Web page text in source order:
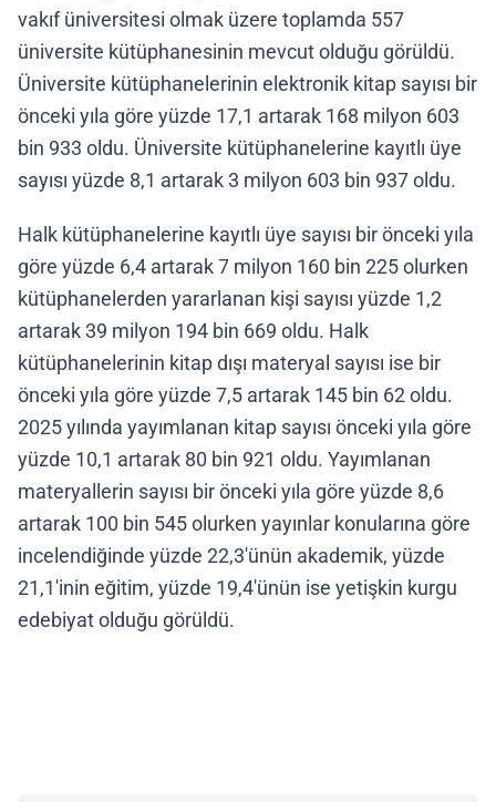
vakıf üniversitesi olmak üzere toplamda 557
üniversite kütüphanesinin mevcut olduğu görüldü.
Üniversite kütüphanelerinin elektronik kitap sayısı bir
önceki yıla göre yüzde 17,1 artarak 168 milyon 603
bin 933 oldu. Üniversite kütüphanelerine kayıtlı üye
sayısı yüzde 8,1 artarak 3 milyon 603 bin 937 oldu.
Halk kütüphanelerine kayıtlı üye sayısı bir önceki yıla
göre yüzde 6,4 artarak 7 milyon 160 bin 225 olurken
kütüphanelerden yararlanan kişi sayısı yüzde 1,2
artarak 39 milyon 194 bin 669 oldu. Halk
kütüphanelerinin kitap dışı materyal sayısı ise bir
önceki yıla göre yüzde 7,5 artarak 145 bin 62 oldu.
2025 yılında yayımlanan kitap sayısı önceki yıla göre
yüzde 10,1 artarak 80 bin 921 oldu. Yayımlanan
materyallerin sayısı bir önceki yıla göre yüzde 8,6
artarak 100 bin 545 olurken yayınlar konularına göre
incelendiğinde yüzde 22,3'ünün akademik, yüzde
21,1'inin eğitim, yüzde 19,4'ünün ise yetişkin kurgu
edebiyat olduğu görüldü.